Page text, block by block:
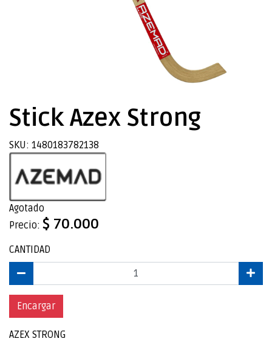
Stick Azex Strong
SKU: 1480183782138
Agotado
Precio: $ 70.000
CANTIDAD
Encargar
AZEX STRONG